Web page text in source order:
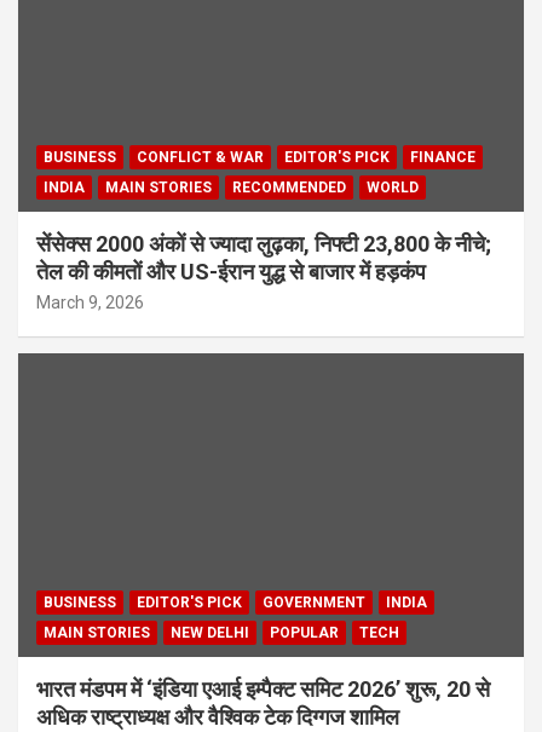
BUSINESS CONFLICT & WAR EDITOR'S PICK
FINANCE
INDIA
MAIN STORIES RECOMMENDED WORLD
सेंसेक्स 2000 अंकों से ज्यादा लुढ़का, निफ्टी 23,800 के नीचे;
तेल की कीमतों और US-ईरान युद्ध से बाजार में हड़कंप
March 9, 2026
BUSINESS EDITOR'S PICK GOVERNMENT
INDIA
MAIN STORIES
NEW DELHI POPULAR TECH
भारत मंडपम में ‘इंडिया एआई इम्पैक्ट समिट 2026’ शुरू, 20 से
अधिक राष्ट्राध्यक्ष और वैश्विक टेक दिग्गज शामिल